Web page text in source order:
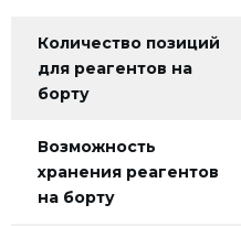
Количество позиций
для реагентов на
борту
Возможность
хранения реагентов
на борту